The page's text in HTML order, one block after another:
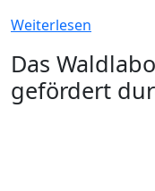
Weiterlesen
Das
gefördert